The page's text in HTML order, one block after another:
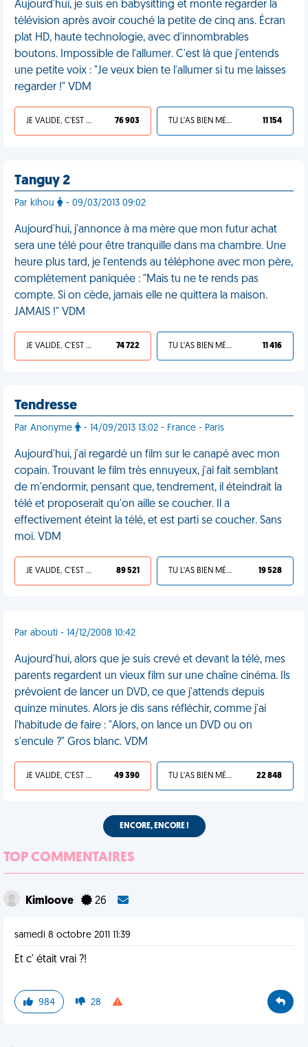
Aujourd'hui, je suis en babysitting et monte regarder la
télévision après avoir couché la petite de cinq ans. Écran
plat HD, haute technologie, avec d'innombrables
boutons. Impossible de l'allumer. C'est là que j'entends
une petite voix : "Je veux bien te l'allumer si tu me laisses
regarder !" VDM
JE VALIDE, C'EST UNE VDM 76 903 TU L'AS BIEN MÉRITÉ 11 154
Tanguy 2
Par kihou - 09/03/2013 09:02
Aujourd'hui, j'annonce à ma mère que mon futur achat
sera une télé pour être tranquille dans ma chambre. Une
heure plus tard, je l'entends au téléphone avec mon père,
complètement paniquée : "Mais tu ne te rends pas
compte. Si on cède, jamais elle ne quittera la maison.
JAMAIS !" VDM
JE VALIDE, C'EST UNE VDM 74 722 TU L'AS BIEN MÉRITÉ 11 416
Tendresse
Par Anonyme - 14/09/2013 13:02 - France - Paris
Aujourd'hui, j'ai regardé un film sur le canapé avec mon
copain. Trouvant le film très ennuyeux, j'ai fait semblant
de m'endormir, pensant que, tendrement, il éteindrait la
télé et proposerait qu'on aille se coucher. Il a
effectivement éteint la télé, et est parti se coucher. Sans
moi. VDM
JE VALIDE, C'EST UNE VDM 89 521 TU L'AS BIEN MÉRITÉ 19 528
Par abouti - 14/12/2008 10:42
Aujourd'hui, alors que je suis crevé et devant la télé, mes
parents regardent un vieux film sur une chaîne cinéma. Ils
prévoient de lancer un DVD, ce que j'attends depuis
quinze minutes. Alors je dis sans réfléchir, comme j'ai
l'habitude de faire : "Alors, on lance un DVD ou on
s'encule ?" Gros blanc. VDM
JE VALIDE, C'EST UNE VDM 49 390 TU L'AS BIEN MÉRITÉ 22 848
ENCORE, ENCORE !
TOP COMMENTAIRES
Kimloove 26
samedi 8 octobre 2011 11:39
Et c' était vrai ?!
984 28